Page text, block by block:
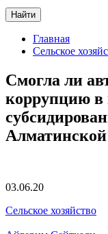
Найти
Главная
Сельское
Смогла ли
коррупцию в
Алматинской
03.06.20
Сельское хозяйство